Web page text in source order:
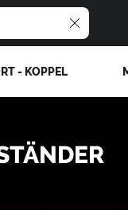
- KOPPEL